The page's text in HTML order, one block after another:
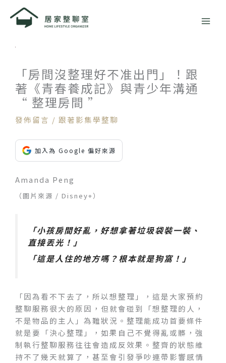
「房間沒整理好不准出門」！跟
著《青春養成記》與青少年溝通
“ 整理房間 ”
發佈留言 / 跟著影集學整聊
加入為 Google 偏好來源
Amanda Peng
（圖片來源 / Disney+）
「小孩房間好亂，好想拿著垃圾袋裝一裝、
直接丟光！」
「這是人住的地方嗎？根本就是狗窩！」
「因為看不下去了，所以想整理」，這是大家預約
整聊服務很大的原因，但就會碰到「想整理的人，
不是物品的主人」為難狀況。整理能成功首要條件
就是要「決心整理」，如果自己不覺得亂或髒，強
制執行整聊服務往往會造成反效果。整齊的狀態維
持不了幾天就算了，甚至會引發爭吵連帶影響感情